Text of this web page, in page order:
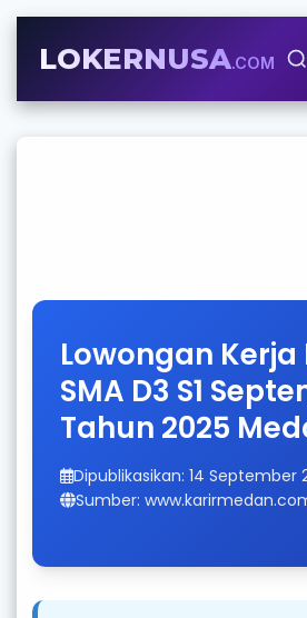
LOKERNUSA.COM
Lowongan
SMA D3 S1
Tahun 2025
Dipublikasikan: 14 September
Sumber: